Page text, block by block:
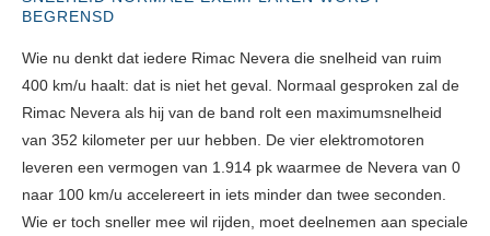
BEGRENSD
Wie nu denkt dat iedere Rimac Nevera die snelheid van ruim
400 km/u haalt: dat is niet het geval. Normaal gesproken zal de
Rimac Nevera als hij van de band rolt een maximumsnelheid
van 352 kilometer per uur hebben. De vier elektromotoren
leveren een vermogen van 1.914 pk waarmee de Nevera van 0
naar 100 km/u accelereert in iets minder dan twee seconden.
Wie er toch sneller mee wil rijden, moet deelnemen aan speciale